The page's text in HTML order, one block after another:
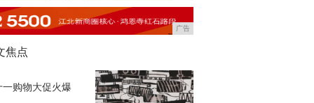
广告
焦点
一购物大促火爆